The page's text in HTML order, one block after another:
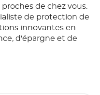
de chez vous.
de protection de
innovantes en
d'épargne et de